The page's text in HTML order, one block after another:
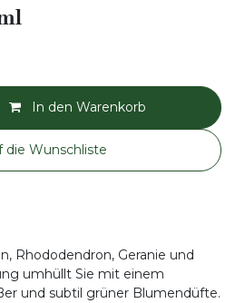
In den Warenkorb
die Wunschliste
Rhododendron, Geranie und
umhüllt Sie mit einem
und subtil grüner Blumendüfte.